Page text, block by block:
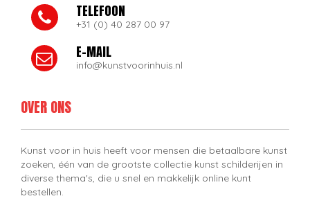
TELEFOON
+31 (0) 40 287 00 97
E-MAIL
info@kunstvoorinhuis.nl
OVER ONS
Kunst voor in huis heeft voor mensen die betaalbare kunst
zoeken, één van de grootste collectie kunst schilderijen in
diverse thema's, die u snel en makkelijk online kunt
bestellen.